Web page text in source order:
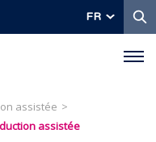
FR
assistée
assistée